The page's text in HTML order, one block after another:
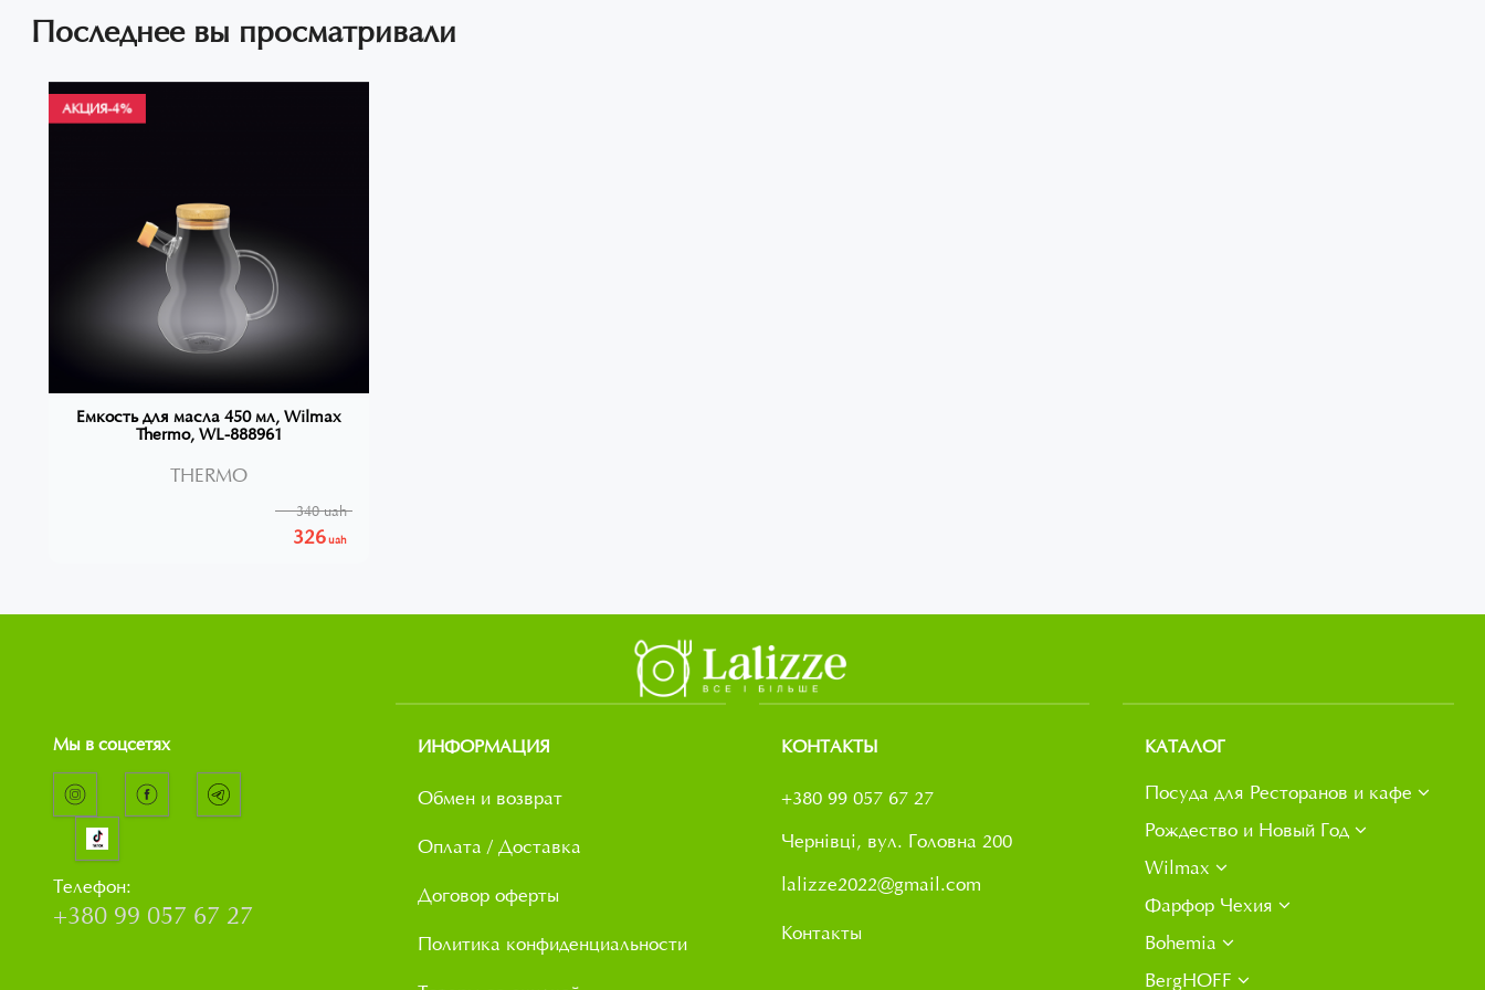
Последнее вы просматривали
АКЦИЯ-4%
Емкость для масла 450 мл, Wilmax
Thermo, WL-888961
THERMO
326uah
340 uah
Мы в соцсетях
Телефон:
+380 99 057 67 27
ИНФОРМАЦИЯ
Обмен и возврат
Оплата / Доставка
Договор оферты
Политика конфиденциальности
КОНТАКТЫ
+380 99 057 67 27
Чернівці, вул. Головна 200
lalizze2022@gmail.com
Контакты
КАТАЛОГ
Посуда для Ресторанов и кафе
Рождество и Новый Год
Wilmax
Фарфор Чехия
Bohemia
BergHOFF